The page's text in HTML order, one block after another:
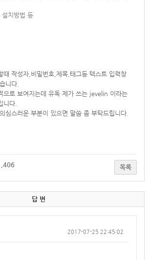
치방법 등
때 작성자,비밀번호,제목,태그등 텍스트 입력창
니다.
으로 보여지는데 유독 제가 쓰는 jevelin 이라는
니다.
심스러운 부분이 있으면 말씀 좀 부탁드립니다.
목록
답 변
2017-07-25 22:45:02